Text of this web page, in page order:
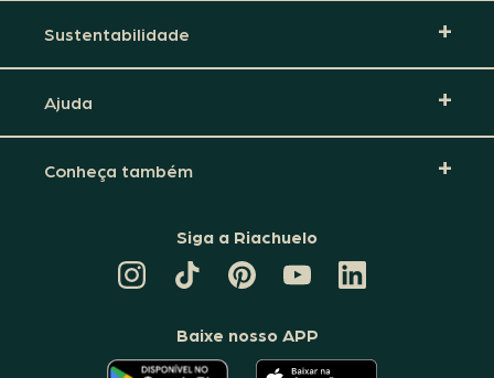
Sustentabilidade
Ajuda
Conheça também
Siga a Riachuelo
TIKTOK
DA
PINTEREST
DA
CANAL
DA
RIACHUELO
LINKEDIN
DA
Baixe nosso APP
O O